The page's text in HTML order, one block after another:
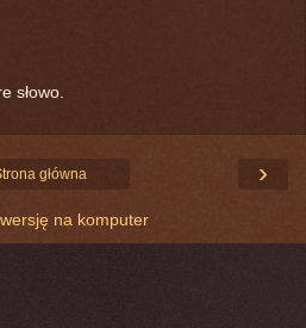
słowo.
›
główna
na komputer